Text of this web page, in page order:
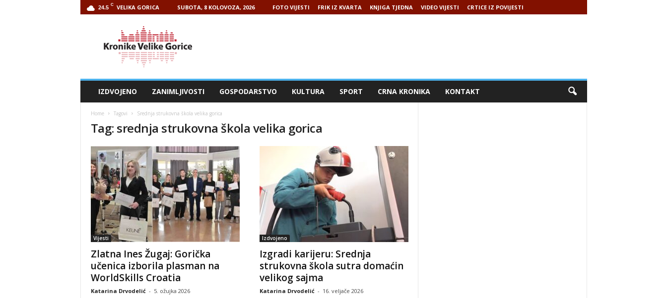
24.5 C VELIKA GORICA SUBOTA, 8 KOLOVOZA, 2026 FOTO VIJESTI FRIK IZ KVARTA KNJIGA TJEDNA VIDEO VIJESTI CRTICE IZ POVIJESTI
IZDVOJENO ZANIMLJIVOSTI GOSPODARSTVO KULTURA SPORT CRNA KRONIKA KONTAKT
Home Tagovi Srednja strukovna škola velika gorica
Tag: srednja strukovna škola velika gorica
Vijesti
Zlatna Ines Žugaj: Gorička
učenica izborila plasman na
WorldSkills Croatia
Katarina Drvodelić - 5. ožujka 2026
Izdvojeno
Izgradi karijeru: Srednja
strukovna škola sutra domaćin
velikog sajma
Katarina Drvodelić - 16. veljače 2026